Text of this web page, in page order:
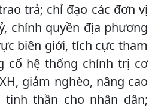
trả; chỉ đạo các đơn vị
chính quyền địa phương
biên giới, tích cực tham
cố hệ thống chính trị cơ
giảm nghèo, nâng cao
thần cho nhân dân;